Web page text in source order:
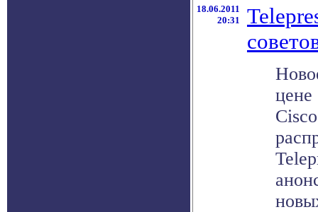
18.06.2011
20:31
цене